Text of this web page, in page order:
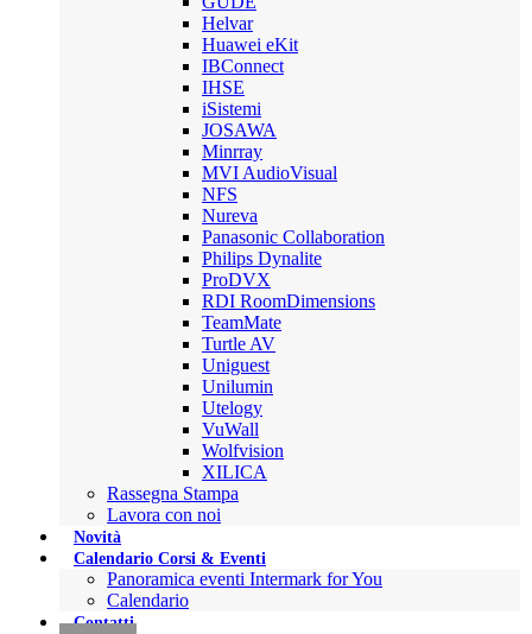
Helvar
Huawei eKit
IBConnect
IHSE
iSistemi
JOSAWA
Minrray
MVI AudioVisual
NFS
Nureva
Panasonic Collaboration
Philips Dynalite
ProDVX
RDI RoomDimensions
TeamMate
Turtle AV
Uniguest
Unilumin
Utelogy
VuWall
Wolfvision
XILICA
Rassegna Stampa
Lavora con noi
Novità
Calendario Corsi & Eventi
Panoramica eventi Intermark for You
Calendario
Contatti